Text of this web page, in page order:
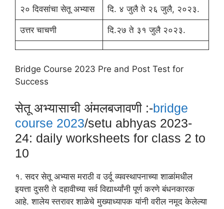
२० दिवसांचा सेतू अभ्यास दि. ४ जुलै ते २६ जुलै, २०२३.
उत्तर चाचणी दि.२७ ते ३१ जुलै २०२३.
Bridge Course 2023 Pre and Post Test for
Success
सेतू अभ्यासाची अंमलबजावणी :-bridge
course 2023/setu abhyas 2023-
24: daily worksheets for class 2 to
10
१. सदर सेतू अभ्यास मराठी व उर्दू व्यवस्थापनाच्या शाळांमधील
इयत्ता दुसरी ते दहावीच्या सर्व विद्यार्थ्यांनी पूर्ण करणे बंधनकारक
आहे. शालेय स्तरावर शाळेचे मुख्याध्यापक यांनी वरील नमूद केलेल्या